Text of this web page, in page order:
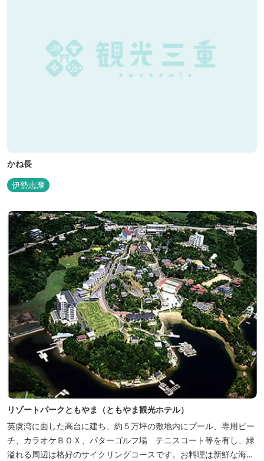
かね長
伊勢志摩
リゾートパークともやま（ともやま観光ホテル）
英虞湾に面した高台に建ち、約５万坪の敷地内にプール、専用ビー
チ、カラオケＢＯＸ、パターゴルフ場 テニスコート等を有し、緑
溢れる周辺は格好のサイクリングコースです。お料理は新鮮な海の